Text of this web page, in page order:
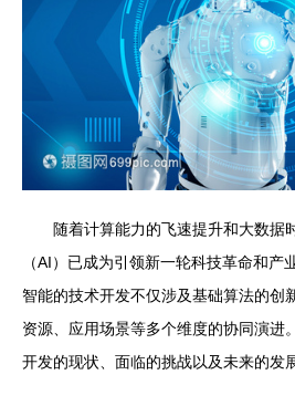
随着计算能力的飞速提升和大数据
（AI）已成为引领新一轮科技革命和产
智能的技术开发不仅涉及基础算法的创
资源、应用场景等多个维度的协同演进
开发的现状、面临的挑战以及未来的发